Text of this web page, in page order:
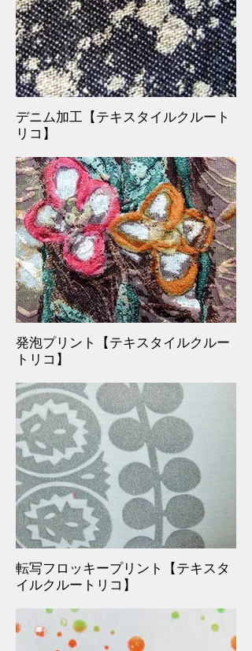
デニム加工【テキスタイルクルート
リコ】
発泡プリント【テキスタイルクルー
トリコ】
転写フロッキープリント【テキスタ
イルクルートリコ】